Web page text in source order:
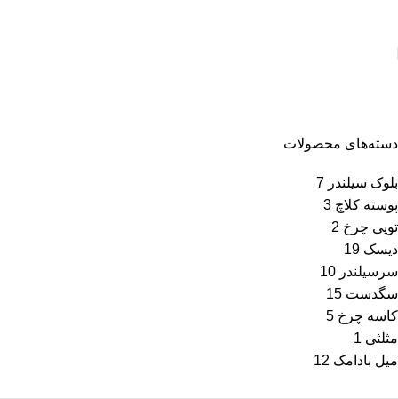
دسته‌های محصولات
بلوک سیلندر 7
پوسته کلاچ 3
توپی چرخ 2
دیسک 19
سرسیلندر 10
سگدست 15
کاسه چرخ 5
مثلثی 1
میل بادامک 12